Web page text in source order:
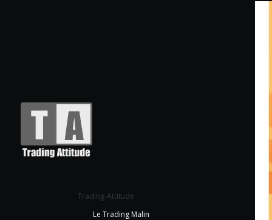
Trading-Attitude
Le Trading Malin